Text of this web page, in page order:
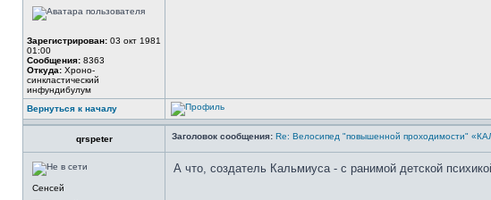
Зарегистрирован: 03 окт 1981
01:00
Сообщения: 8363
Откуда: Xроно-
синкластический
инфундибулум
Вернуться к началу
qrspeter Заголовок сообщения: Re: Велосипед "повышенной проходимости"
Сенсей
А что, создатель Кальмиуса - с ранимой детской